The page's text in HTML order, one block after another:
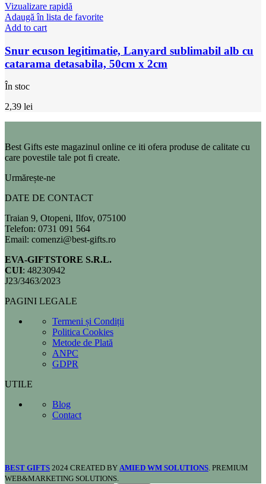
Vizualizare rapidă
Adaugă în lista de favorite
Add to cart
Snur ecuson legitimatie, Lanyard sublimabil alb cu
catarama detasabila, 50cm x 2cm
În stoc
2,39 lei
Best Gifts este magazinul online ce iti ofera produse de calitate cu
care povestile tale pot fi create.
Urmărește-ne
DATE DE CONTACT
Traian 9, Otopeni, Ilfov, 075100
Telefon: 0731 091 564
Email: comenzi@best-gifts.ro
EVA-GIFTSTORE S.R.L.
CUI: 48230942
J23/3463/2023
PAGINI LEGALE
Termeni și Condiții
Politica Cookies
Metode de Plată
ANPC
GDPR
UTILE
Blog
Contact
BEST GIFTS 2024 CREATED BY AMIED WM SOLUTIONS. PREMIUM
WEB&MARKETING SOLUTIONS.